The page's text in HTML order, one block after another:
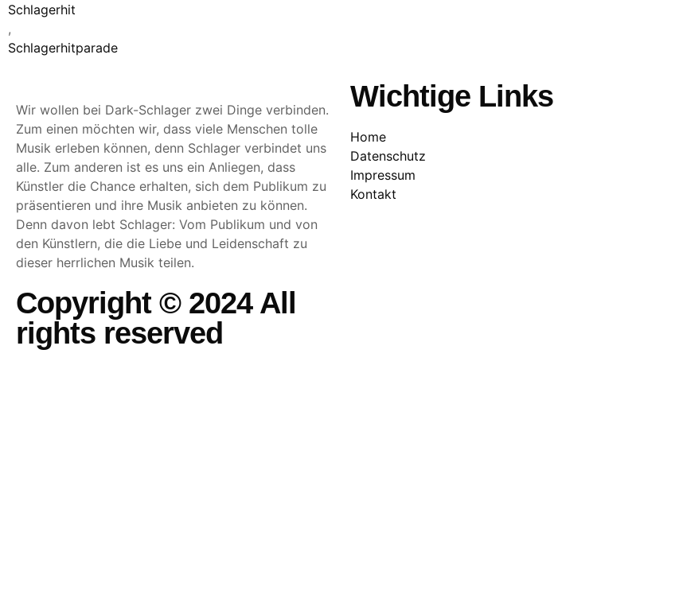
Schlagerhit
,
Schlagerhitparade
Wir wollen bei Dark-Schlager zwei Dinge verbinden.
Zum einen möchten wir, dass viele Menschen tolle
Musik erleben können, denn Schlager verbindet uns
alle. Zum anderen ist es uns ein Anliegen, dass
Künstler die Chance erhalten, sich dem Publikum zu
präsentieren und ihre Musik anbieten zu können.
Denn davon lebt Schlager: Vom Publikum und von
den Künstlern, die die Liebe und Leidenschaft zu
dieser herrlichen Musik teilen.
Wichtige Links
Home
Datenschutz
Impressum
Kontakt
Copyright © 2024 All
rights reserved